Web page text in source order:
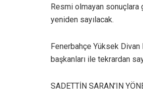
Resmi olmayan
yeniden sayılacak.
Fenerbahçe Yüksek Divan
başkanları ile tekrardan
SADETTİN SARAN’IN